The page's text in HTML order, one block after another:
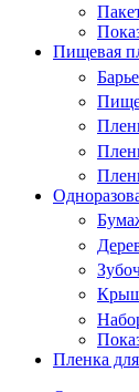
Пищевая
Пленка